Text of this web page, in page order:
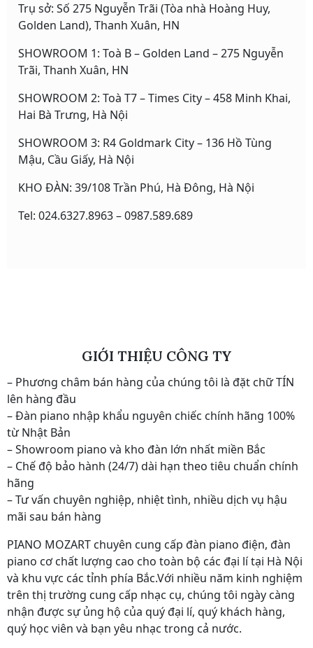
Trụ sở: Số 275 Nguyễn Trãi (Tòa nhà Hoàng Huy,
Golden Land), Thanh Xuân, HN
SHOWROOM 1: Toà B – Golden Land – 275 Nguyễn
Trãi, Thanh Xuân, HN
SHOWROOM 2: Toà T7 – Times City – 458 Minh Khai,
Hai Bà Trưng, Hà Nội
SHOWROOM 3: R4 Goldmark City – 136 Hồ Tùng
Mậu, Cầu Giấy, Hà Nội
KHO ĐÀN: 39/108 Trần Phú, Hà Đông, Hà Nội
Tel: 024.6327.8963 – 0987.589.689
GIỚI THIỆU CÔNG TY
– Phương châm bán hàng của chúng tôi là đặt chữ TÍN
lên hàng đầu
– Đàn piano nhập khẩu nguyên chiếc chính hãng 100%
từ Nhật Bản
– Showroom piano và kho đàn lớn nhất miền Bắc
– Chế độ bảo hành (24/7) dài hạn theo tiêu chuẩn chính
hãng
– Tư vấn chuyên nghiệp, nhiệt tình, nhiều dịch vụ hậu
mãi sau bán hàng
PIANO MOZART chuyên cung cấp đàn piano điện, đàn
piano cơ chất lượng cao cho toàn bộ các đại lí tại Hà Nội
và khu vực các tỉnh phía Bắc.Với nhiều năm kinh nghiệm
trên thị trường cung cấp nhạc cụ, chúng tôi ngày càng
nhận được sự ủng hộ của quý đại lí, quý khách hàng,
quý học viên và bạn yêu nhạc trong cả nước.